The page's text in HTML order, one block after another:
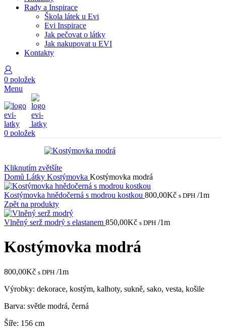
Rady a Inspirace
Škola látek u Evi
Evi Inspirace
Jak pečovat o látky
Jak nakupovat u EVI
Kontakty
0 položek
Menu
0 položek
Kliknutím zvětšíte
Domů Látky Kostýmovka Kostýmovka modrá
Kostýmovka hnědočerná s modrou kostkou 800,00Kč s DPH /1m
Zpět na produkty
Vlněný serž modrý s elastanem 850,00Kč s DPH /1m
Kostýmovka modrá
800,00Kč s DPH /1m
Výrobky: dekorace, kostým, kalhoty, sukně, sako, vesta, košile
Barva: světle modrá, černá
Šíře: 156 cm